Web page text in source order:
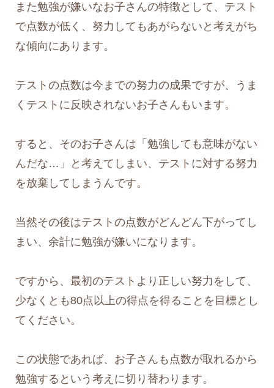
また勉強が嫌いなお子さんの特徴として、テスト
で点数が低く、努力してもあがらないと考えがち
な傾向にあります。
テストの点数は今までの努力の成果ですが、うま
くテストに反映されないお子さんもいます。
すると、そのお子さんは「勉強しても意味がない
んだな…」と考えてしまい、テストに対する努力
を放棄してしまうんです。
当然その後はテストの点数がどんどん下がってし
まい、余計に勉強が嫌いになります。
ですから、最初のテストより正しい努力をして、
少なくとも80点以上の得点を得ることを目標とし
てください。
この状態であれば、お子さんも点数が取れるから
勉強するという考えに切り替わります。